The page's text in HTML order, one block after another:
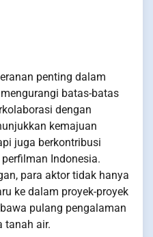
penting dalam
batas-batas
dengan
kemajuan
juga berkontribusi
Indonesia.
para aktor tidak hanya
ke dalam proyek-proyek
pulang pengalaman
tanah air.